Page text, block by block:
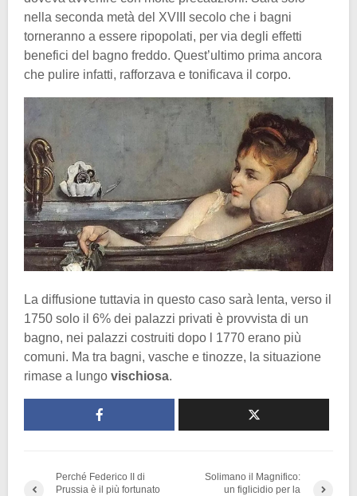
nella seconda metà del XVIII secolo che i bagni
torneranno a essere ripopolati, per via degli effetti
benefici del bagno freddo. Quest’ultimo prima ancora
che pulire infatti, rafforzava e tonificava il corpo.
La diffusione tuttavia in questo caso sarà lenta, verso il
1750 solo il 6% dei palazzi privati è provvista di un
bagno, nei palazzi costruiti dopo l 1770 erano più
comuni. Ma tra bagni, vasche e tinozze, la situazione
rimase a lungo vischiosa.
Perché Federico II di
Prussia è il più fortunato
Solimano il Magnifico:
un figlicidio per la